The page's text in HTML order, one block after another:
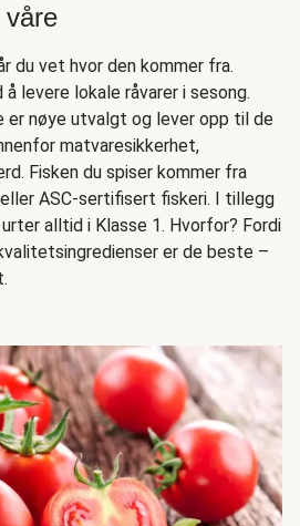
våre
du vet hvor den kommer fra.
levere lokale råvarer i sesong.
er nøye utvalgt og lever opp til de
matvaresikkerhet,
Fisken du spiser kommer fra
ASC-sertifisert fiskeri. I tillegg
alltid i Klasse 1. Hvorfor? Fordi
er de beste –